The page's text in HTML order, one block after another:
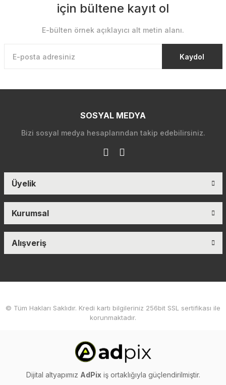
için bültene kayıt ol
E-bülten örnek açıklayıcı alt metin alanı.
Kaydol
SOSYAL MEDYA
Bizi sosyal medya hesaplarından takip edebilirsiniz.
Üyelik
Kurumsal
Alışveriş
© Tüm Hakları Saklıdır. Kredi kartı bilgileriniz 256bit SSL sertifikası ile
korunmaktadır.
Dijital altyapımız AdPix iş ortaklığıyla güçlendirilmiştir.